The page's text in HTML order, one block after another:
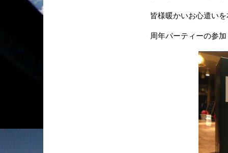
皆様暖かいお心遣い
周年パーティーの参